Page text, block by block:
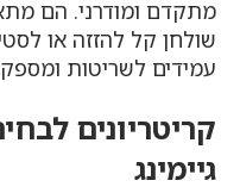
מתקדם ומודרני. הם
שולחן קל להזזה או
עמידים לשריטות
קריטריונים
גיימינג